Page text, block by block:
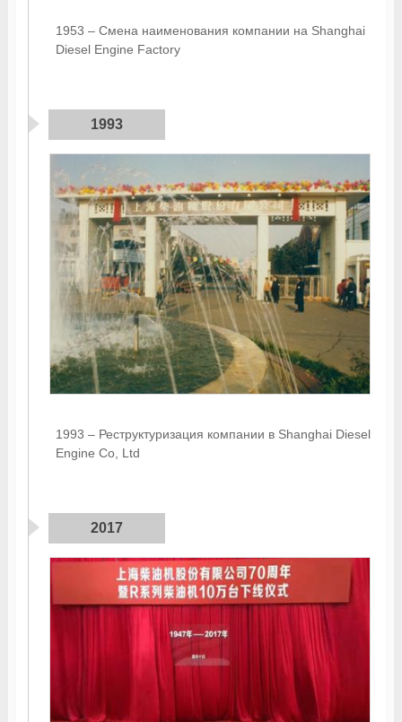
1953 – Смена наименования компании на Shanghai
Diesel Engine Factory
1993
1993 – Реструктуризация компании в Shanghai Diesel
Engine Co, Ltd
2017